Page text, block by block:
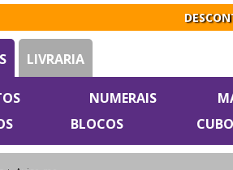
LIVRARIA
NUMERAIS
BLOCOS